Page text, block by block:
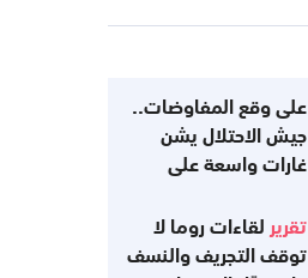
على وقع المفاوضات..
جيش الاحتلال يشن
غارات واسعة على
تقرير لقاءات روما لا
توقف التجريف والنسف